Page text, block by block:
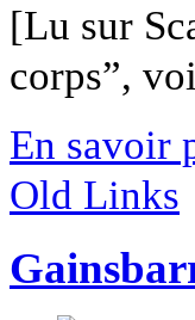
[Lu sur
corps”,
En savoir
Old Links